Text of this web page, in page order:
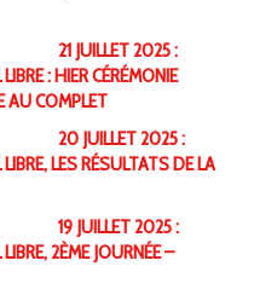
21 JUILLET 2025 :
: HIER CÉRÉMONIE
AU COMPLET
20 JUILLET 2025 :
LES RÉSULTATS DE LA
19 JUILLET 2025 :
2ÈME JOURNÉE –